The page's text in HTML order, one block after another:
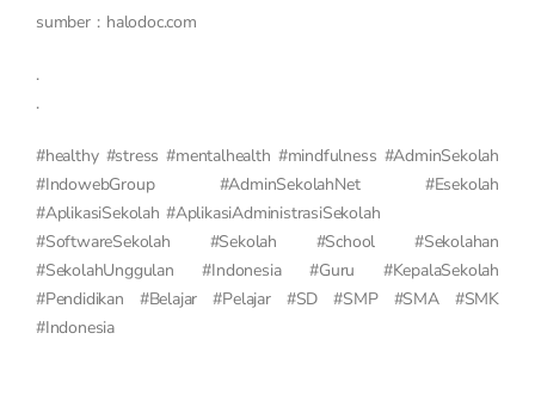
sumber : halodoc.com
.
.
#healthy #stress #mentalhealth #mindfulness #AdminSekolah
#IndowebGroup #AdminSekolahNet #Esekolah
#AplikasiSekolah #AplikasiAdministrasiSekolah
#SoftwareSekolah #Sekolah #School #Sekolahan
#SekolahUnggulan #Indonesia #Guru #KepalaSekolah
#Pendidikan #Belajar #Pelajar #SD #SMP #SMA #SMK
#Indonesia